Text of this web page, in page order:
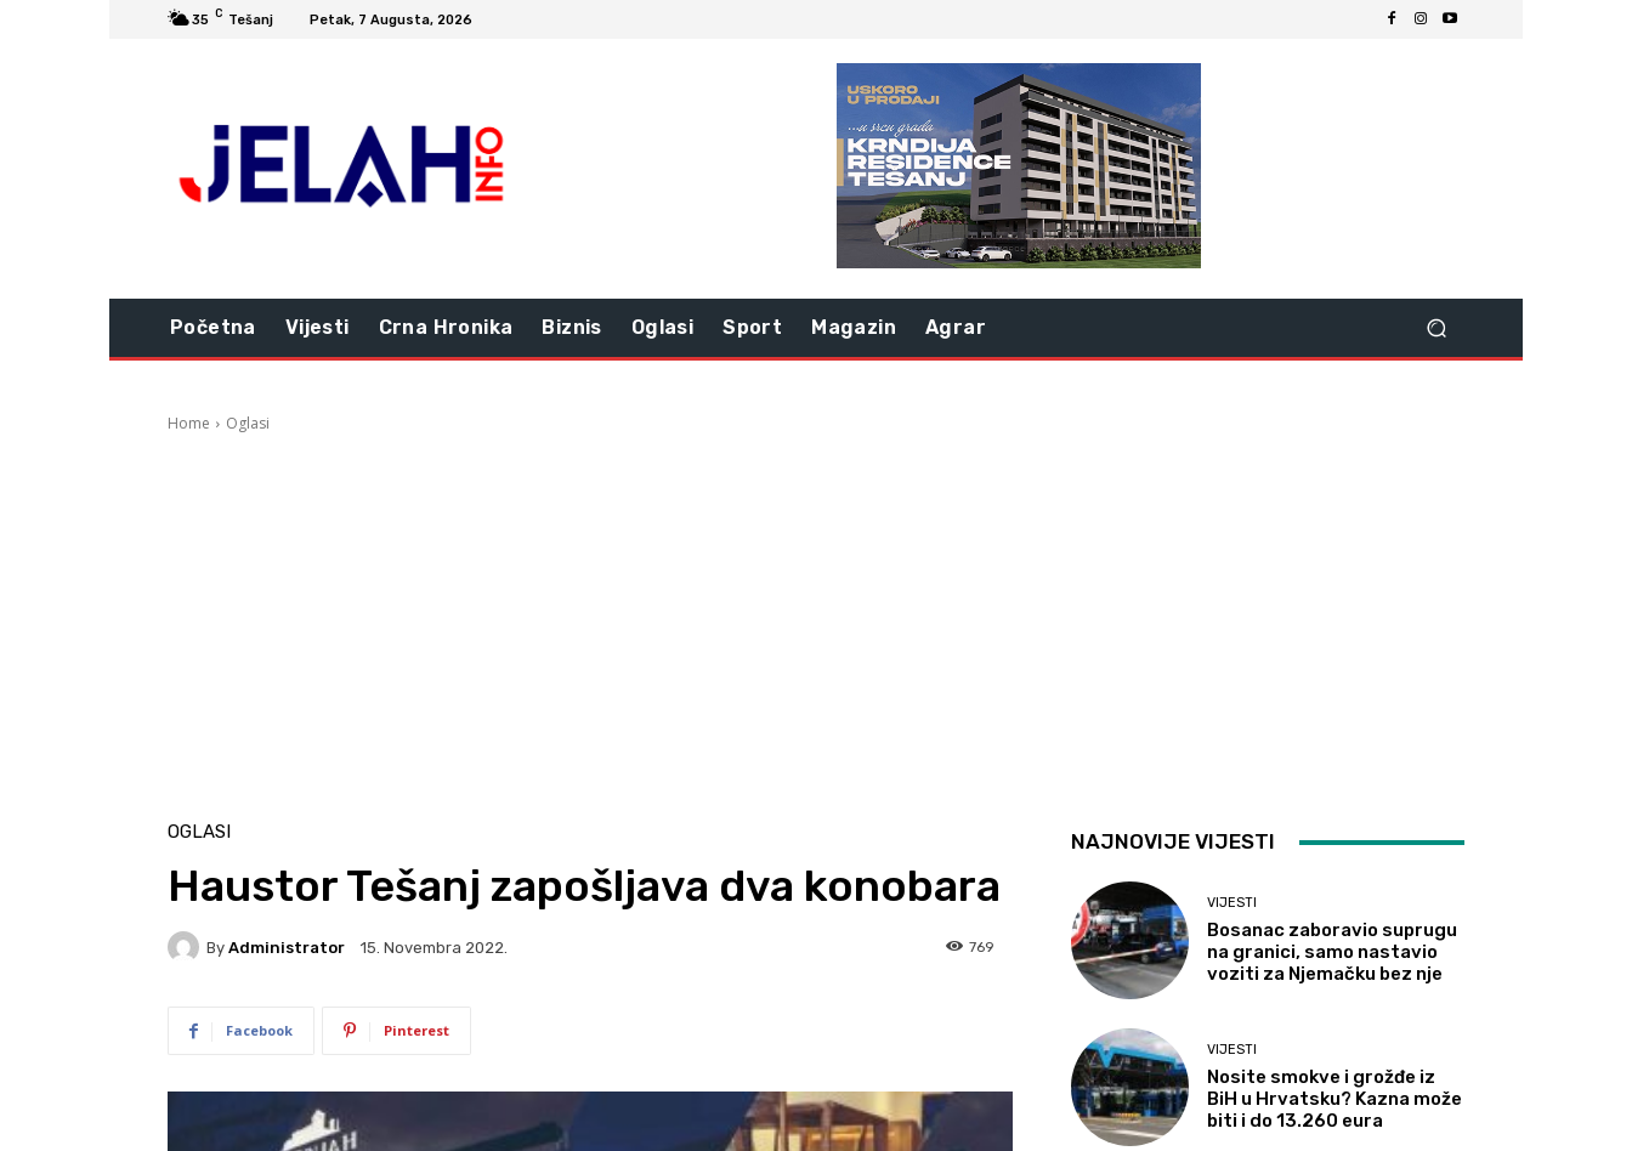
35 C Tešanj Petak, 7 Augusta, 2026
Početna Vijesti Crna Hronika Biznis Oglasi Sport Magazin Agrar
Home Oglasi
OGLASI
Haustor Tešanj zapošljava dva konobara
By Administrator 15. Novembra 2022. 769
Facebook Pinterest
NAJNOVIJE VIJESTI
VIJESTI
Bosanac zaboravio suprugu
na granici, samo nastavio
voziti za Njemačku bez nje
VIJESTI
Nosite smokve i grožđe iz
BiH u Hrvatsku? Kazna može
biti i do 13.260 eura